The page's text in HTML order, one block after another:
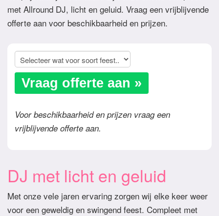
met Allround DJ, licht en geluid. Vraag een vrijblijvende
offerte aan voor beschikbaarheid en prijzen.
Vraag offerte aan »
Voor beschikbaarheid en prijzen vraag een
vrijblijvende offerte aan.
DJ met licht en geluid
Met onze vele jaren ervaring zorgen wij elke keer weer
voor een geweldig en swingend feest. Compleet met